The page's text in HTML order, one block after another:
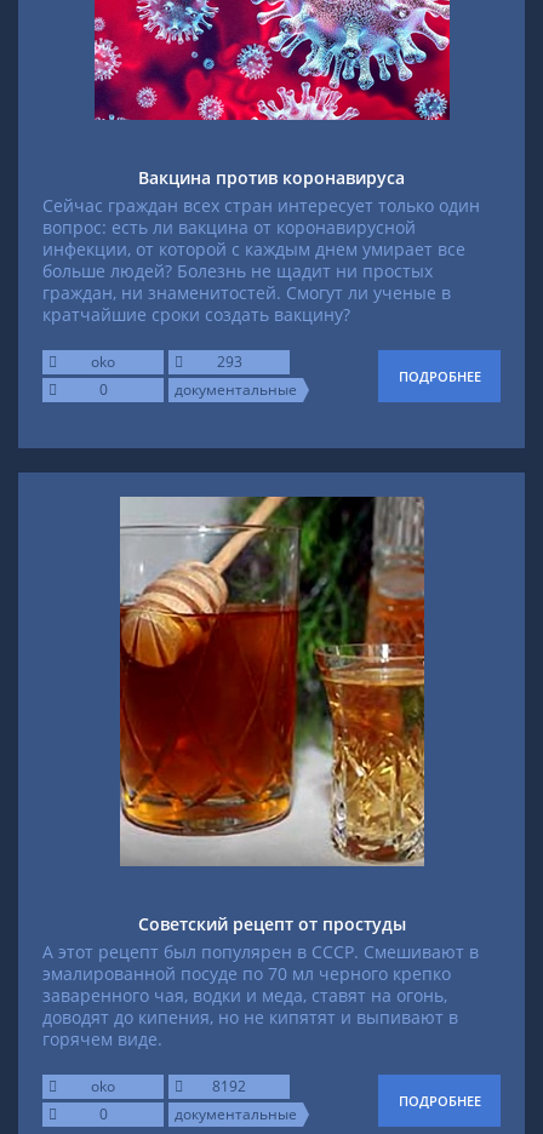
Вакцина против коронавируса
Сейчас граждан всех стран интересует только один
вопрос: есть ли вакцина от коронавирусной
инфекции, от которой с каждым днем умирает все
больше людей? Болезнь не щадит ни простых
граждан, ни знаменитостей. Смогут ли ученые в
кратчайшие сроки создать вакцину?
oko
293
0
документальные
ПОДРОБНЕЕ
Советский рецепт от простуды
А этот рецепт был популярен в СССР. Смешивают в
эмалированной посуде по 70 мл черного крепко
заваренного чая, водки и меда, ставят на огонь,
доводят до кипения, но не кипятят и выпивают в
горячем виде.
oko
8192
0
документальные
ПОДРОБНЕЕ